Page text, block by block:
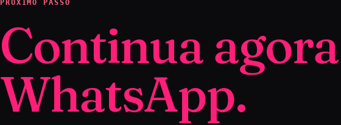
PRÓXIMO PASSO
Continua
WhatsApp.